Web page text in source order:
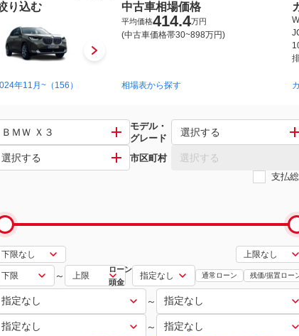
り込む
年11月~（156） 2017年10月~2024年12月（431）
中古車相場価格
平均価格414.4万円
(中古車価格帯30~898万円)
相場表から探す
ＢＭＷ Ｘ３
モデル・
グレード
選択する
選択する 市区町村 選択する
支払
～
ローン
頭金
通常ローン 残価/据置ロー
～
～